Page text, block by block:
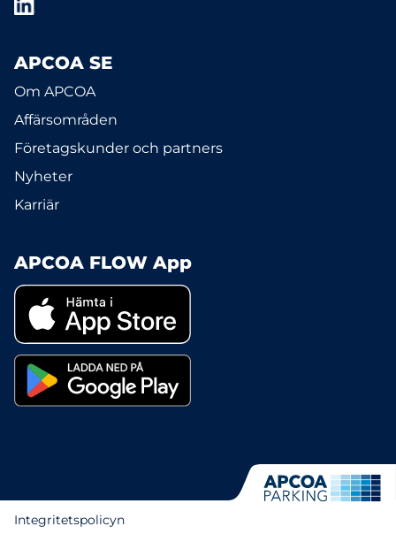
APCOA SE
Om APCOA
Affärsområden
Företagskunder och partners
Nyheter
Karriär
APCOA FLOW App
Integritetspolicyn